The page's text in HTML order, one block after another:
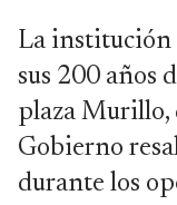
La institución
sus 200 años
plaza Murillo,
Gobierno
durante los